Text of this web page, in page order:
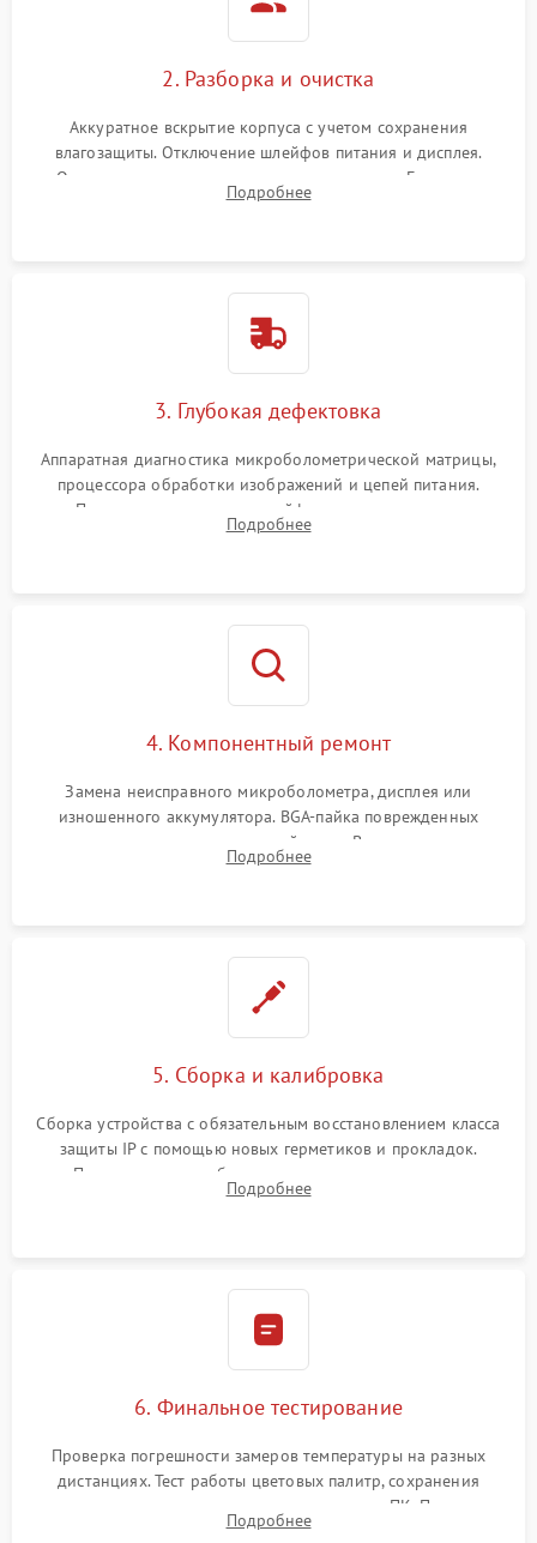
2. Разборка и очистка
Аккуратное вскрытие корпуса с учетом сохранения
влагозащиты. Отключение шлейфов питания и дисплея.
Очистка внутренних плат от окислов и пыли. Бережная
обработка германиевого объектива специализированными
Подробнее
3. Глубокая дефектовка
Аппаратная диагностика микроболометрической матрицы,
процессора обработки изображений и цепей питания.
Проверка целостности шлейфов, модуля памяти и
интерфейсов связи. Выявление сгоревших SMD-компонентов
Подробнее
4. Компонентный ремонт
Замена неисправного микроболометра, дисплея или
изношенного аккумулятора. BGA-пайка поврежденных
контроллеров на материнской плате. Восстановление
разъемов и кнопок, замена поврежденных элементов
Подробнее
5. Сборка и калибровка
Сборка устройства с обязательным восстановлением класса
защиты IP с помощью новых герметиков и прокладок.
Программная калибровка матрицы по эталонному
абсолютно черному телу для точного измерения температур.
Подробнее
6. Финальное тестирование
Проверка погрешности замеров температуры на разных
дистанциях. Тест работы цветовых палитр, сохранения
термограмм в память и передачи данных на ПК. Проверка
автономности работы и итоговый контроль качества.
Подробнее